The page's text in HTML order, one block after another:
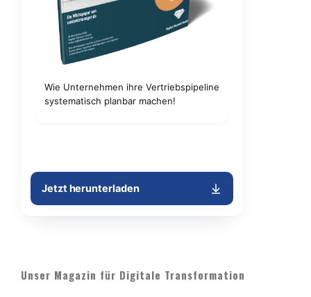
Unser Magazin für Digitale Transformation